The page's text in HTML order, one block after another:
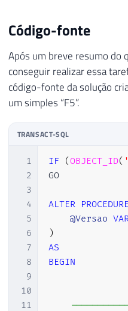
Código-fonte
Após um breve resumo do
conseguir realizar essa
código-fonte da solução
um simples “F5”.
TRANSACT-SQL
1
2
3
4
5
6
7
8
9
10
11
IF (OBJECT_ID(
GO
ALTER PROCEDURE
@Versao
)
AS
BEGIN